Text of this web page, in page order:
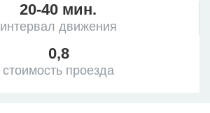
20-40 мин.
интервал движения
0,8
стоимость проезда